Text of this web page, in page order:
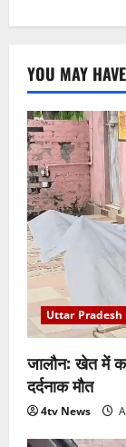
YOU MAY
Uttar Pradesh
जालौन: खेत में
दर्दनाक मौत
4tv News